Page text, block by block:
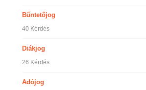
Bűntetőjog
40 Kérdés
Diákjog
26 Kérdés
Adójog